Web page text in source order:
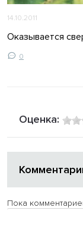
14.10.2011
Оказывается
0
Оценка:
Пока